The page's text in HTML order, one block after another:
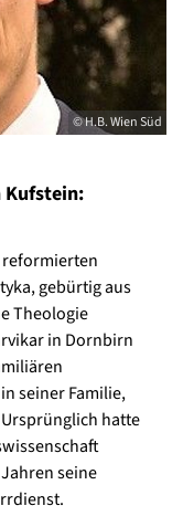
© H.B. Wien Süd
Kufstein:
reformierten
gebürtig aus
Theologie
in Dornbirn
seiner Familie,
hatte
seine